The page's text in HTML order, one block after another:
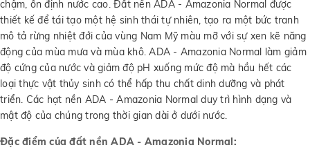
chậm, ổn định nước cao. Đất nền ADA - Amazonia Normal được
thiết kế để tái tạo một hệ sinh thái tự nhiên, tạo ra một bức tranh
mô tả rừng nhiệt đới của vùng Nam Mỹ màu mỡ với sự xen kẽ năng
động của mùa mưa và mùa khô. ADA - Amazonia Normal làm giảm
độ cứng của nước và giảm độ pH xuống mức độ mà hầu hết các
loại thực vật thủy sinh có thể hấp thu chất dinh dưỡng và phát
triển. Các hạt nền ADA - Amazonia Normal duy trì hình dạng và
mật độ của chúng trong thời gian dài ở dưới nước.
Đặc điểm của đất nền ADA - Amazonia Normal: